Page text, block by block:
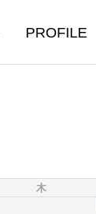
PROFILE
木